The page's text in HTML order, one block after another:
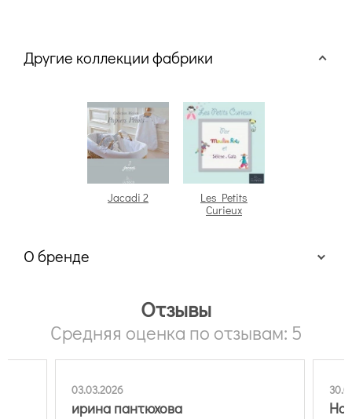
Другие коллекции фабрики
Jacadi 2
Les Petits
Curieux
О бренде
Отзывы
Средняя оценка по отзывам: 5
03.03.2026
ирина пантюхова